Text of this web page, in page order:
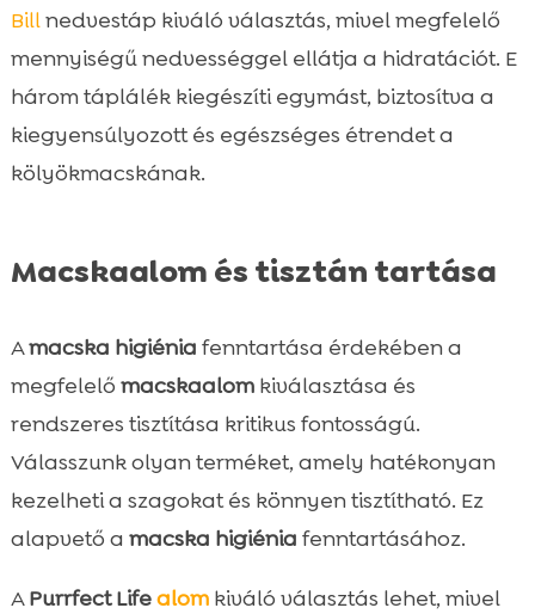
Billnedvestáp kiváló választás, mivel megfelelő
mennyiségű nedvességgel ellátja a hidratációt. E
három táplálék kiegészíti egymást, biztosítva a
kiegyensúlyozott és egészséges étrendet a
kölyökmacskának.
Macskaalom és tisztán tartása
Amacska higiénia fenntartása érdekében a
megfelelő macskaalomkiválasztása és
rendszeres tisztítása kritikus fontosságú.
Válasszunk olyan terméket, amely hatékonyan
kezelheti a szagokat és könnyen tisztítható. Ez
alapvető a macska higiénia fenntartásához.
APurrfect Lifealomkiváló választás lehet, mivel